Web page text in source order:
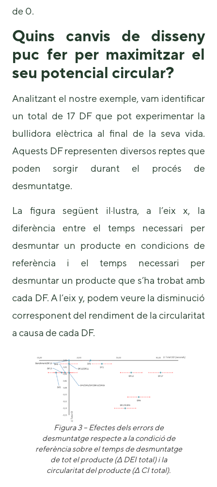
de 0.
Quins canvis de disseny
puc fer per maximitzar el
seu potencial circular?
Analitzant el nostre exemple, vam identificar
un total de 17 DF que pot experimentar la
bullidora elèctrica al final de la seva vida.
Aquests DF representen diversos reptes que
poden sorgir durant el procés de
desmuntatge.
La figura següent il·lustra, a l’eix x, la
diferència entre el temps necessari per
desmuntar un producte en condicions de
referència i el temps necessari per
desmuntar un producte que s’ha trobat amb
cada DF. A l’eix y, podem veure la disminució
corresponent del rendiment de la circularitat
a causa de cada DF.
Figura 3 – Efectes dels errors de
desmuntatge respecte a la condició de
referència sobre el temps de desmuntatge
de tot el producte (Δ DEI total) i la
circularitat del producte (Δ CI total).